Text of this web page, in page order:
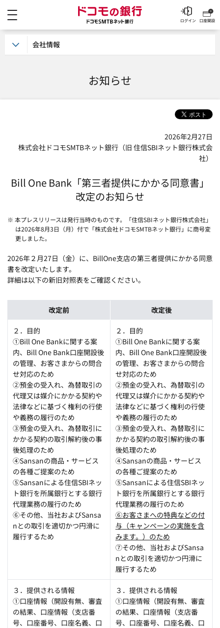
ドコモの銀行 ドコモ
口座開設
ログイン
お知らせ
2026年2月27日
株式会社ドコモSMTBネット銀行（旧 住信SBIネット銀行株式会
社）
Bill One Bank「第三者提供にかかる同意書」
改定のお知らせ
※ 本プレスリリースは発行当時のものです。「住信SBIネット銀行株式会社」
は2026年8月3日（月）付で「株式会社ドコモSMTBネット銀行」に商号変
更しました。
2026年２月27日（金）に、BillOne支店の第三者提供にかかる同意
書を改定いたします。
詳細は以下の新旧対照表をご確認ください。
改定前 改定後
２．目的
①Bill One Bankに関する案
内、 Bill One Bank口座開設後
の管理、お客さまからの問合
せ対応のため
②預金の受入れ、為替取引の
代理又は媒介にかかる契約や
法律などに基づく権利の行使
や義務の履行のため
③預金の受入れ、為替取引に
かかる契約の取引解約後の事
後処理のため
④Sansanの商品・サービス
の各種ご提案のため
⑤Sansanによる住信SBIネッ
ト銀行を所属銀行とする銀行
代理業務の履行のため
⑥その他、当社およびSansa
nとの取引を適切かつ円滑に
履行するため
２．目的
①Bill One Bankに関する案
内、 Bill One Bank口座開設後
の管理、お客さまからの問合
せ対応のため
②預金の受入れ、為替取引の
代理又は媒介にかかる契約や
法律などに基づく権利の行使
や義務の履行のため
③預金の受入れ、為替取引に
かかる契約の取引解約後の事
後処理のため
④Sansanの商品・サービス
の各種ご提案のため
⑤Sansanによる住信SBIネッ
ト銀行を所属銀行とする銀行
代理業務の履行のため
⑥お客さまへの特典などの付
与（キャンペーンの実施を含
みます。）のため
⑦その他、当社およびSansa
nとの取引を適切かつ円滑に
履行するため
３．提供される情報
①口座情報（開設有無、審査
の結果、口座情報（支店番
号、口座番号、口座名義、口
３．提供される情報
①口座情報（開設有無、審査
の結果、口座情報（支店番
号、口座番号、口座名義、口
会社情報